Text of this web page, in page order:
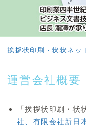
挨拶状印刷・状状ネッ
運営会社概要
「挨拶状印刷・状
社、有限会社新日